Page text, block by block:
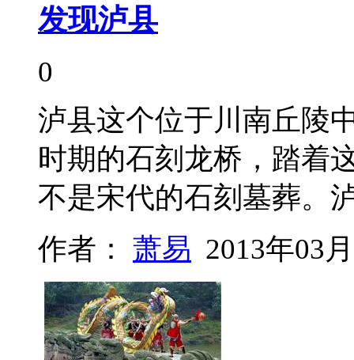
发现泸县
0
泸县这个位于川南丘陵
时期的石刻龙桥，踏着
不是宋代的石刻墓葬
作者： 萧易 2013年03